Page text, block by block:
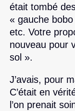
était tombé
« gauche
etc. Votre
nouveau pour
sol ».
J’avais, pour
C’était en
l’on prenait